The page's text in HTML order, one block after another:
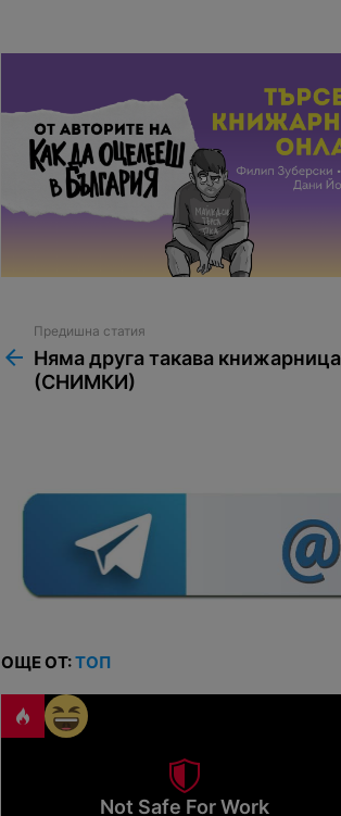
more
Предишна статия
Няма друга такава книжарница
(СНИМКИ)
ОЩЕ ОТ:ТОП
Not Safe For Work